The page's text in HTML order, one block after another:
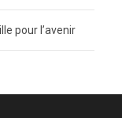
pour l’avenir